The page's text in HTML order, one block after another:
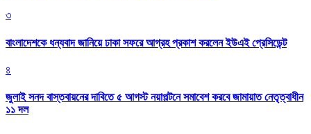
৩
বাংলাদেশকে ধন্যবাদ জানিয়ে ঢাকা সফরে আগ্রহ প্রকাশ করলেন ইউএই প্রেসিডেন্ট
৪
জুলাই সনদ বাস্তবায়নের দাবিতে ৫ আগস্ট নয়াপল্টনে সমাবেশ করবে জামায়াত নেতৃত্বাধীন
১১ দল